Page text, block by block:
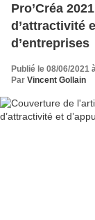
Pro’Créa
d’attractivité
d’entreprises
Publié le 08/06/2021
Par Vincent Gollain